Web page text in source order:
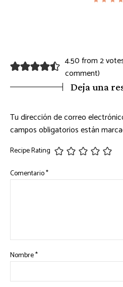
4.50 from 2
comment)
Deja una
Tu dirección de correo
campos obligatorios están
Recipe Rating
Comentario*
Nombre*